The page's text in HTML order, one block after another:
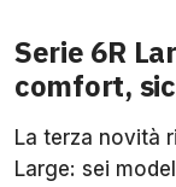
Serie 6R
comfort,
La terza novità
Large: sei